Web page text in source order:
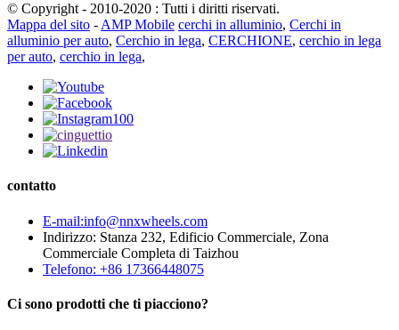
© Copyright - 2010-2020 : Tutti i diritti riservati.
Mappa del sito - AMP Mobile cerchi in alluminio, Cerchi in
alluminio per auto, Cerchio in lega, CERCHIONE, cerchio in lega
per auto, cerchio in lega,
contatto
E-mail:info@nnxwheels.com
Indirizzo: Stanza 232, Edificio Commerciale, Zona
Commerciale Completa di Taizhou
Telefono: +86 17366448075
Ci sono prodotti che ti piacciono?